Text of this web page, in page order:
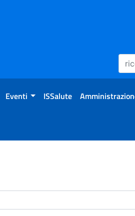
Eventi ISSalute